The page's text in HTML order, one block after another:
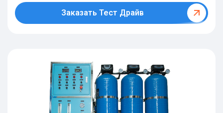
Заказать Тест Драйв